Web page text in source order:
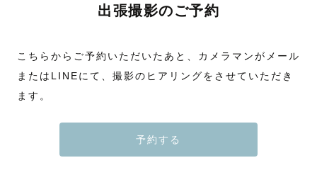
出張撮影のご予約
こちらからご予約いただいたあと、カメラマンがメール
またはLINEにて、撮影のヒアリングをさせていただき
ます。
予約する